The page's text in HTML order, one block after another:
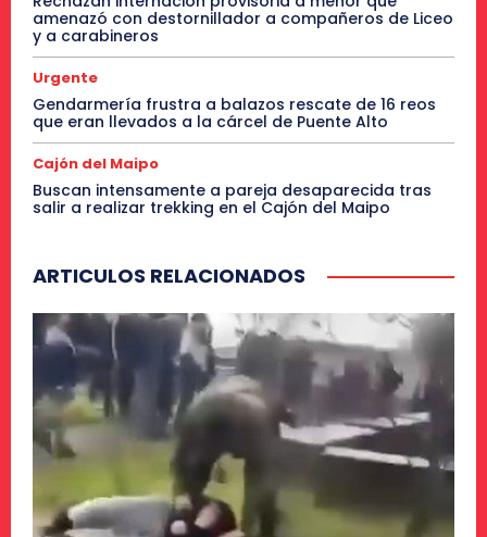
amenazó con destornillador a compañeros de Liceo
y a carabineros
Urgente
Gendarmería frustra a balazos rescate de 16 reos
que eran llevados a la cárcel de Puente Alto
Cajón del Maipo
Buscan intensamente a pareja desaparecida tras
salir a realizar trekking en el Cajón del Maipo
ARTICULOS RELACIONADOS